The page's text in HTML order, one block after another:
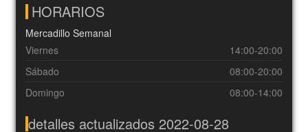
HORARIOS
Mercadillo Semanal
Viernes
14:00-20:00
Sábado
08:00-20:00
Domingo
08:00-14:00
detalles actualizados 2022-08-28